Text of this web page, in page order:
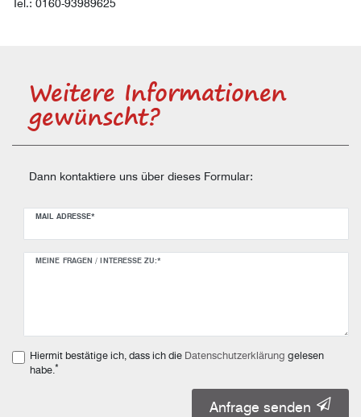
Tel.: 0160-93989625
Weitere Informationen
gewünscht?
Dann kontaktiere uns über dieses Formular:
MAIL ADRESSE*
MEINE FRAGEN / INTERESSE ZU:*
Hiermit bestätige ich, dass ich die Daten­schutz­erklärung gelesen
habe. *
Ceres::Template.mailFormHoneypotLabel
Anfrage senden